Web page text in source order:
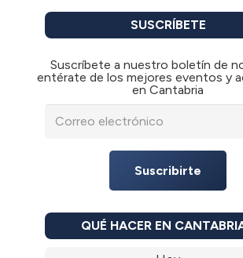
SUSCRÍBETE
Suscríbete a nuestro boletín de
entérate de los mejores eventos y
en Cantabria
Suscribirte
QUÉ HACER EN